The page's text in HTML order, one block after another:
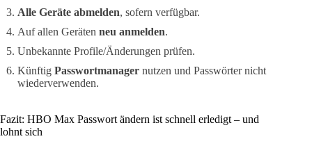
Alle Geräte abmelden, sofern verfügbar.
Auf allen Geräten neu anmelden.
Unbekannte Profile/Änderungen prüfen.
Künftig Passwortmanager nutzen und Passwörter nicht
wiederverwenden.
Fazit: HBO Max Passwort ändern ist schnell erledigt – und
lohnt sich